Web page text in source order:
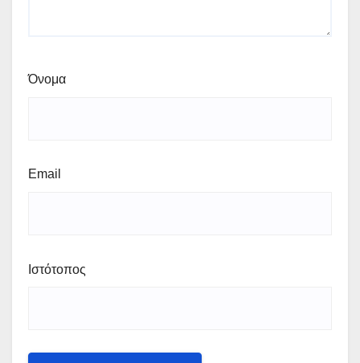
Όνομα
Email
Ιστότοπος